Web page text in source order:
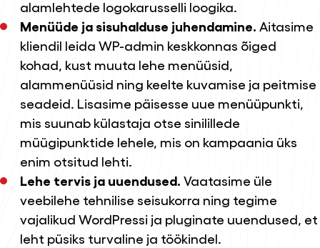
alamlehtede logokarusselli loogika.
Menüüde ja sisuhalduse juhendamine. Aitasime
kliendil leida WP-admin keskkonnas õiged
kohad, kust muuta lehe menüüsid,
alammenüüsid ning keelte kuvamise ja peitmise
seadeid. Lisasime päisesse uue menüüpunkti,
mis suunab külastaja otse sinilillede
müügipunktide lehele, mis on kampaania üks
enim otsitud lehti.
Lehe tervis ja uuendused. Vaatasime üle
veebilehe tehnilise seisukorra ning tegime
vajalikud WordPressi ja pluginate uuendused, et
leht püsiks turvaline ja töökindel.